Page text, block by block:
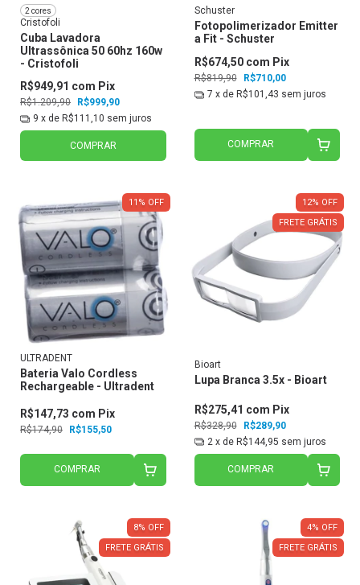
2 cores
Cristofoli
Cuba Lavadora
Ultrassônica 50 60hz 160w
- Cristofoli
R$1.209,90 R$999,90
R$949,91 com Pix
9 x de R$111,10 sem juros
COMPRAR
Schuster
Fotopolimerizador Emitter
a Fit - Schuster
R$819,90 R$710,00
R$674,50 com Pix
7 x de R$101,43 sem juros
COMPRAR
11 % OFF
ULTRADENT
Bateria Valo Cordless
Rechargeable - Ultradent
R$174,90 R$155,50
R$147,73 com Pix
COMPRAR
12% OFF
FRETE GRÁTIS
Bioart
Lupa Branca 3.5x - Bioart
R$328,90 R$289,90
R$275,41 com Pix
2 x de R$144,95 sem juros
COMPRAR
8% OFF
FRETE GRÁTIS
4% OFF
FRETE GRÁTIS